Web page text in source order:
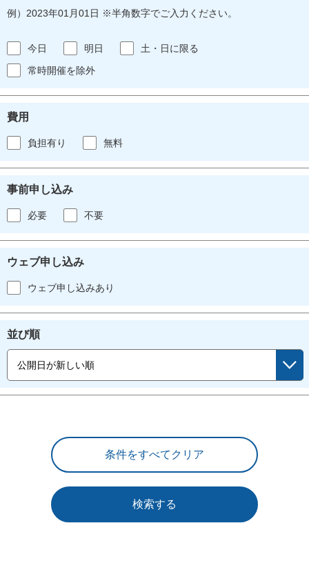
例）2023年01月01日 ※半角数字でご入力ください。
今日 明日
土・日に限る
常時開催を除外
費用
負担有り 無料
事前申し込み
必要 不要
ウェブ申し込み
ウェブ申し込みあり
並び順
検索する